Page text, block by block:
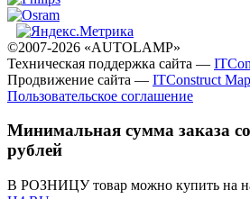
©2007-2026 «AUTOLAMP»
Техническая поддержка сайта —
Продвижение сайта — ITConstruct
Пользовательское соглашение
Минимальная сумма заказа
рублей
В РОЗНИЦУ товар можно купить на